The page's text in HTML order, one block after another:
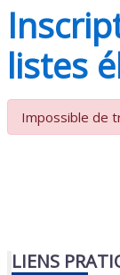
listes
Impossible de
LIENS